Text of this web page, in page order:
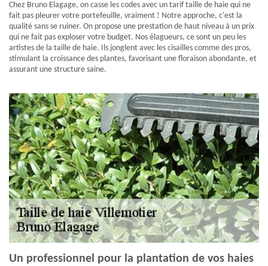
Chez Bruno Elagage, on casse les codes avec un tarif taille de haie qui ne
fait pas pleurer votre portefeuille, vraiment ! Notre approche, c'est la
qualité sans se ruiner. On propose une prestation de haut niveau à un prix
qui ne fait pas exploser votre budget. Nos élagueurs, ce sont un peu les
artistes de la taille de haie. Ils jonglent avec les cisailles comme des pros,
stimulant la croissance des plantes, favorisant une floraison abondante, et
assurant une structure saine.
Un professionnel pour la plantation de vos haies